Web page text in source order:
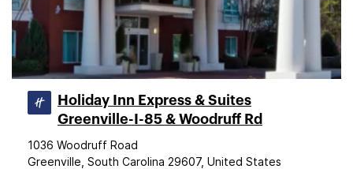
Holiday Inn Express & Suites
Greenville-I-85 & Woodruff Rd
1036 Woodruff Road
Greenville, South Carolina 29607, United States